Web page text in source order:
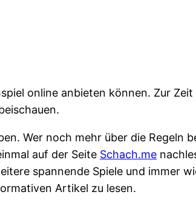
online anbieten können. Zur
Wer noch mehr über die Regeln
auf der Seite Schach.me
spannende Spiele und immer
Artikel zu lesen.